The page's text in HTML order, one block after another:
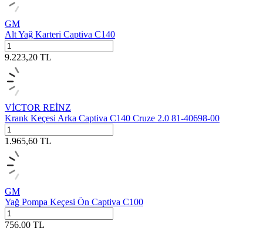
GM
Alt Yağ Karteri Captiva C140
9.223,20 TL
VİCTOR REİNZ
Krank Keçesi Arka Captiva C140 Cruze 2.0 81-40698-00
1.965,60 TL
GM
Yağ Pompa Keçesi Ön Captiva C100
756,00 TL